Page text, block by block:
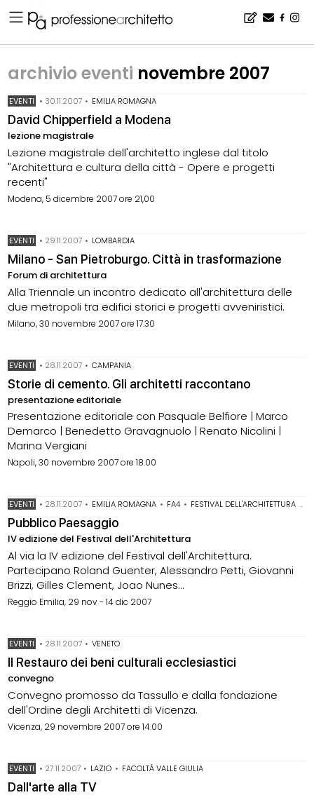
archivio eventi novembre 2007
EVENTI • 30.11.2007 • EMILIA ROMAGNA
David Chipperfield a Modena
lezione magistrale
Lezione magistrale dell'architetto inglese dal titolo
"Architettura e cultura della città - Opere e progetti
recenti"
Modena, 5 dicembre 2007 ore 21,00
EVENTI • 29.11.2007 • LOMBARDIA
Milano - San Pietroburgo. Città in trasformazione
Forum di architettura
Alla Triennale un incontro dedicato all'architettura delle
due metropoli tra edifici storici e progetti avveniristici.
Milano, 30 novembre 2007 ore 17.30
EVENTI • 28.11.2007 • CAMPANIA
Storie di cemento. Gli architetti raccontano
presentazione editoriale
Presentazione editoriale con Pasquale Belfiore | Marco
Demarco | Benedetto Gravagnuolo | Renato Nicolini |
Marina Vergiani
Napoli, 30 novembre 2007 ore 18.00
EVENTI • 28.11.2007 • EMILIA ROMAGNA • FA4 • FESTIVAL DELL'ARCHITETTURA •
Pubblico Paesaggio
IV edizione del Festival dell'Architettura
Al via la IV edizione del Festival dell'Architettura.
Partecipano Roland Guenter, Alessandro Petti, Giovanni
Brizzi, Gilles Clement, Joao Nunes...
Reggio Emilia, 29 nov - 14 dic 2007
EVENTI • 28.11.2007 • VENETO
Il Restauro dei beni culturali ecclesiastici
convegno
Convegno promosso da Tassullo e dalla fondazione
dell'Ordine degli Architetti di Vicenza.
Vicenza, 29 novembre 2007 ore 14.00
EVENTI • 27.11.2007 • LAZIO • FACOLTÀ VALLE GIULIA
Dall'arte alla TV